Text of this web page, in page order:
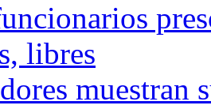
libres
muestran